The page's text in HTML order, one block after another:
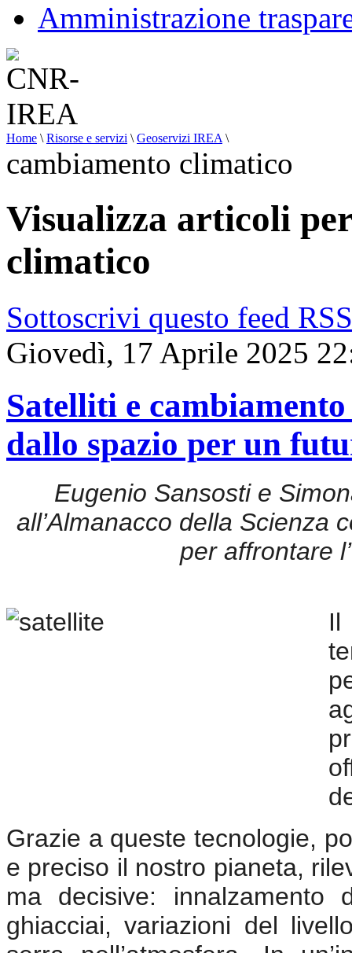
Amministrazione
Home \ Risorse e servizi \ Geoservizi IREA \
cambiamento climatico
Visualizza articoli
climatico
Sottoscrivi questo feed RSS
Giovedì, 17 Aprile 2025
Satelliti e
dallo spazio per un
Eugenio Sansosti e
all’Almanacco della Scienza
per affrontare
Il
Grazie a queste tecnologie,
e preciso il nostro pianeta,
ma decisive: innalzamento
ghiacciai, variazioni del